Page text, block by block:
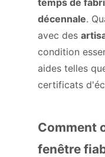
temps de
décennale.
avec des
condition
aides telles
certificats
Comment
fenêtre